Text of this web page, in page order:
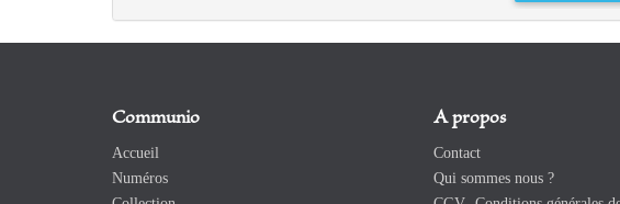
Communio
Accueil
Numéros
A propos
Contact
Qui sommes nous ?